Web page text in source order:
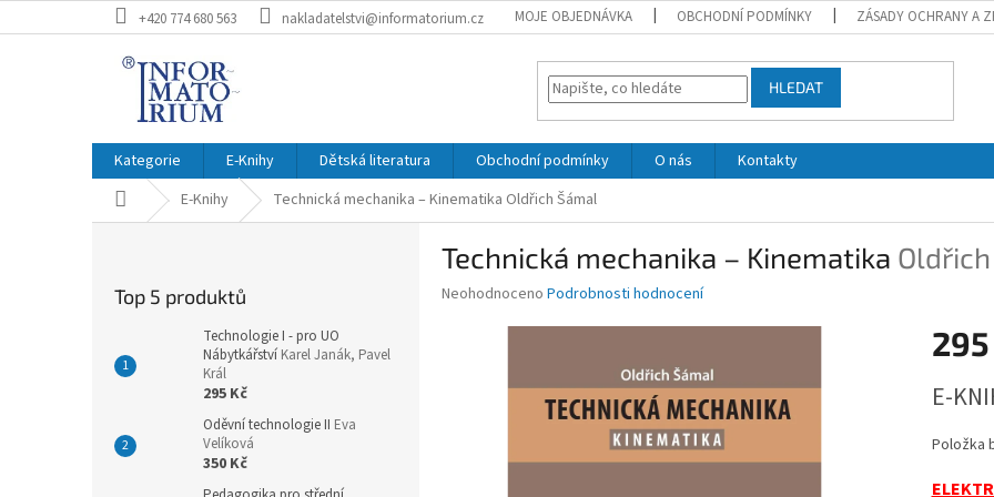
na
+420 774 680 563 nakladatelstvi@informatorium.cz MOJE OBJEDNÁVKA OBCHODNÍ PODMÍNKY ZÁSADY OCHRANY A
HLEDAT
Kategorie E-Knihy Dětská literatura Obchodní podmínky O nás
Kontakty
Domů E-Knihy Technická mechanika – Kinematika Oldřich Šámal
Top 5 produktů
Technologie I - pro UO
Nábytkářství Karel Janák, Pavel
Král
295 Kč
Oděvní technologie II Eva
Velíková
350 Kč
Technická mechanika – Kinematika
Průměrné
Neohodnoceno Podrobnosti hodnocení
cena:
E-
Položka